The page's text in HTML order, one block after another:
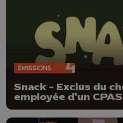
ÉMISSIONS
Snack - Exclus du
employée d'un
la situation après la
Belgique